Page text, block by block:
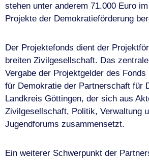
stehen unter anderem 71.000 Euro
Projekte der Demokratieförderung
Der Projektefonds dient der
breiten Zivilgesellschaft. Das
Vergabe der Projektgelder des
für Demokratie der Partnerschaft für
Landkreis Göttingen, der sich aus
Zivilgesellschaft, Politik, Verwaltung
Jugendforums zusammensetzt.
Ein weiterer Schwerpunkt der